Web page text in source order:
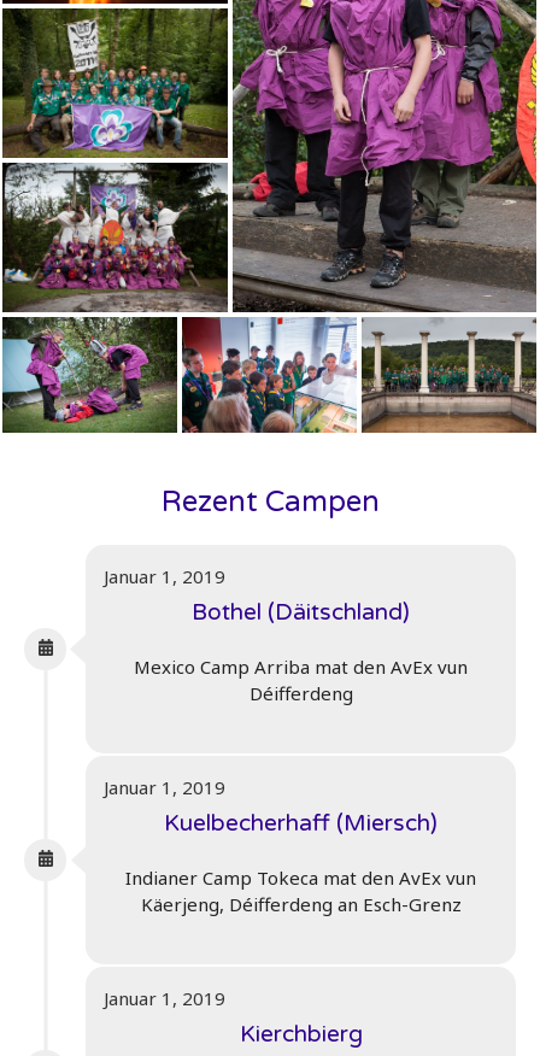
Rezent Campen
Januar 1, 2019
Bothel (Däitschland)
Mexico Camp Arriba mat den AvEx vun
Déifferdeng
Januar 1, 2019
Kuelbecherhaff (Miersch)
Indianer Camp Tokeca mat den AvEx vun
Käerjeng, Déifferdeng an Esch-Grenz
Januar 1, 2019
Kierchbierg